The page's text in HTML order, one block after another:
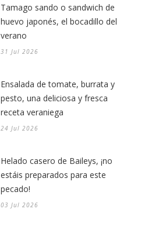
Tamago sando o sandwich de
huevo japonés, el bocadillo del
verano
31 Jul 2026
Ensalada de tomate, burrata y
pesto, una deliciosa y fresca
receta veraniega
24 Jul 2026
Helado casero de Baileys, ¡no
estáis preparados para este
pecado!
03 Jul 2026